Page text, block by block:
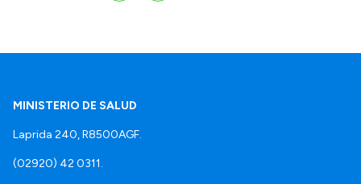
MINISTERIO DE SALUD
Laprida 240, R8500AGF.
(02920) 42 0311.